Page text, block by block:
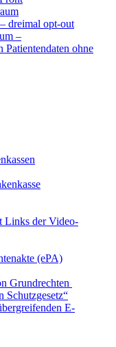
dreimal opt-out
–
ohne
Links der Video-
(ePA)
Grundrechten
Schutzgesetz“
E-